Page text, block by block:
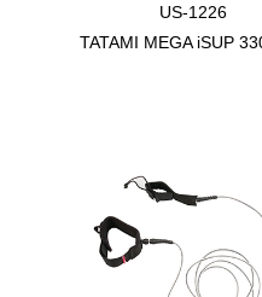
US-1226
TATAMI MEGA iSUP